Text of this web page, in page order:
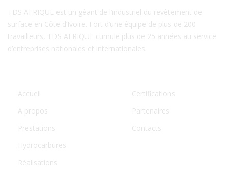
TDS AFRIQUE est un géant de l’industriel du revêtement de
surface en Côte d’Ivoire. Fort d’une équipe de plus de 200
travailleurs, TDS AFRIQUE cumule plus de 25 années au service
d’entreprises nationales et internationales.
Accueil
A propos
Prestations
Hydrocarbures
Réalisations
Certifications
Partenaires
Contacts